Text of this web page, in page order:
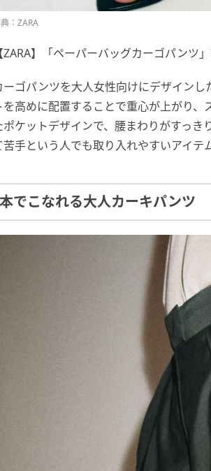
：ZARA
【ZARA】「ペーパーバッグカーゴパンツ
ーゴパンツを大人女性向けにデザイン
を高めに配置することで重心が上がり
ポケットデザインで、腰まわりがすっ
苦手という人でも取り入れやすいアイテ
でこなれる大人カーキパンツ